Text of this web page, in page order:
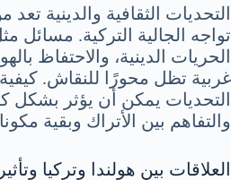
التحديات الثقافية والدينية تعد
تواجه الجالية التركية. مسائل
الحريات الدينية، والاحتفاظ
غربية تظل محورًا للنقاش.
التحديات يمكن أن يؤثر بشكل
والتفاهم بين الأتراك وبقية
العلاقات بين هولندا وتركيا